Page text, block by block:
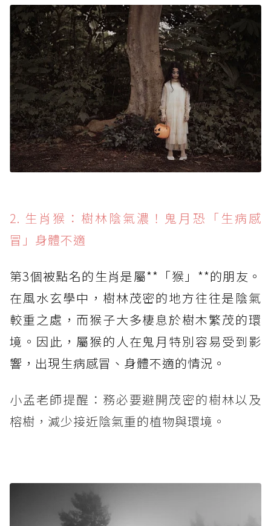
2. 生肖猴：樹林陰氣濃！鬼月恐「生病感
冒」身體不適
第3個被點名的生肖是屬**「猴」**的朋友。
在風水玄學中，樹林茂密的地方往往是陰氣
較重之處，而猴子大多棲息於樹木繁茂的環
境。因此，屬猴的人在鬼月特別容易受到影
響，出現生病感冒、身體不適的情況。
小孟老師提醒：務必要避開茂密的樹林以及
榕樹，減少接近陰氣重的植物與環境。